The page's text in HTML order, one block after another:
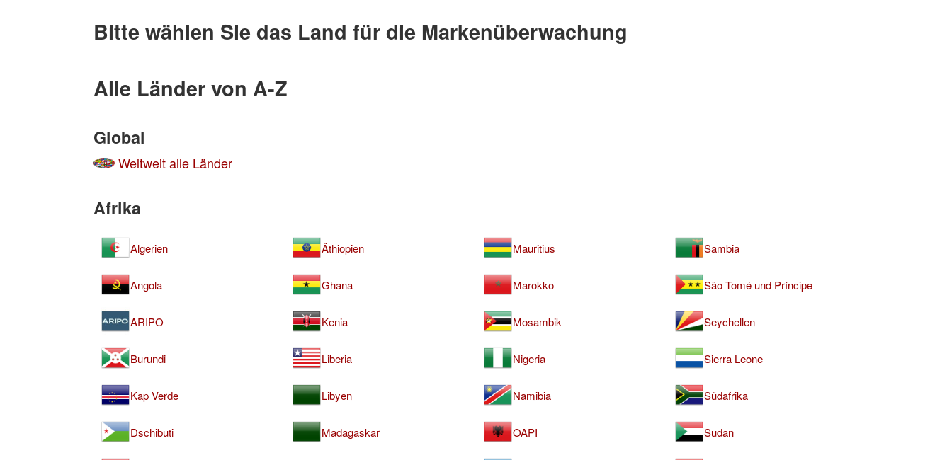
Bitte wählen Sie das Land für die Markenüberwachung
Alle Länder von A-Z
Global
Weltweit alle Länder
Afrika
Algerien
Angola
ARIPO
Burundi
Kap Verde
Dschibuti
Äthiopien
Ghana
Kenia
Liberia
Libyen
Madagaskar
Mauritius
Marokko
Mosambik
Nigeria
Namibia
OAPI
Sambia
São Tomé und Príncipe
Seychellen
Sierra Leone
Südafrika
Sudan